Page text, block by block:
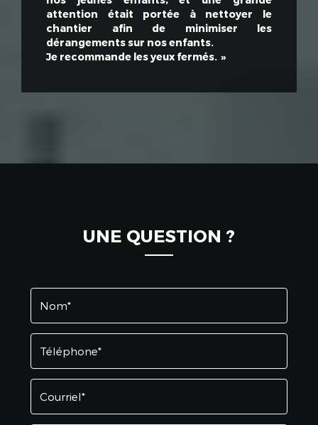
attention était portée à nettoyer le
chantier afin de minimiser les
dérangements sur nos enfants.
Je recommande les yeux fermés.
UNE QUESTION ?